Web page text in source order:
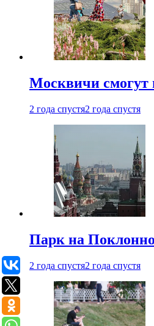
Москвичи смогут
2 года спустя2 года спустя
Парк на
2 года спустя2 года спустя